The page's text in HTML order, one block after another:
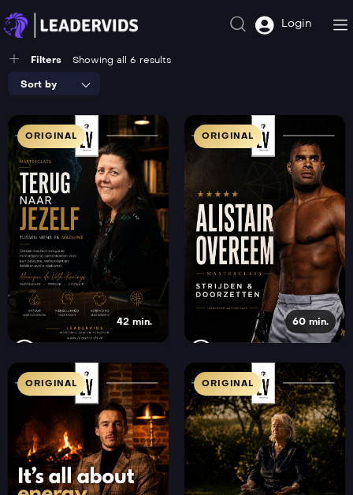
Login
Filters Showing all 6 results
Sort by
ORIGINAL
42 min.
ORIGINAL
60 min.
ORIGINAL ORIGINAL